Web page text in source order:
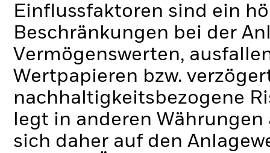
Einflussfaktoren sind ein
Beschränkungen bei der
Vermögenswerten,
Wertpapieren bzw.
nachhaltigkeitsbezogene
legt in anderen
sich daher auf den